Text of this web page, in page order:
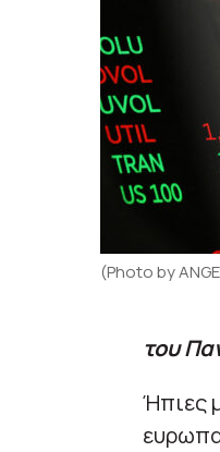
(Photo by
του
Ήπιες